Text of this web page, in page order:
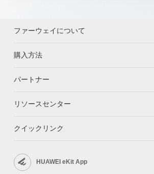
ファーウェイについて
購入方法
パートナー
リソースセンター
クイックリンク
HUAWEI eKit App